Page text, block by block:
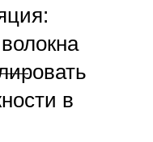
что
для
в